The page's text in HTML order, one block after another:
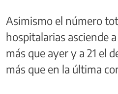
Asimismo el número
hospitalarias asciende
más que ayer y a 21 el
más que en la última